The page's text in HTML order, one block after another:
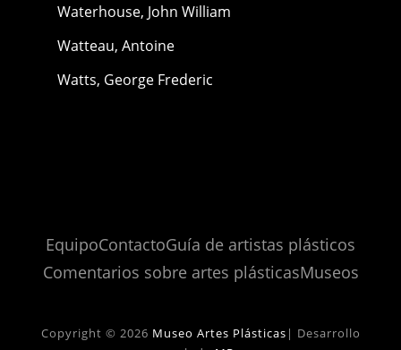
Waterhouse, John William
Watteau, Antoine
Watts, George Frederic
EquipoContactoGuía de artistas plásticos
Comentarios sobre artes plásticasMuseos
Copyright © 2026 Museo Artes Plásticas | Desarrollo